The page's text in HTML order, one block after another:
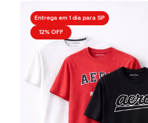
12% OFF
Entrega em 1 dia para SP